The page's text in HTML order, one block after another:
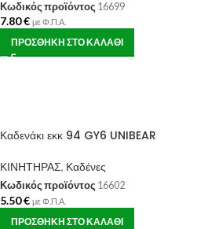
Κωδικός προϊόντος 16699
7.80€ με Φ.Π.Α.
ΠΡΟΣΘΉΚΗ ΣΤΟ ΚΑΛΆΘΙ
Καδενάκι εκκ 94 GY6 UNIBEAR
ΚΙΝΗΤΗΡΑΣ, Καδένες
Κωδικός προϊόντος 16602
5.50€ με Φ.Π.Α.
ΠΡΟΣΘΉΚΗ ΣΤΟ ΚΑΛΆΘΙ